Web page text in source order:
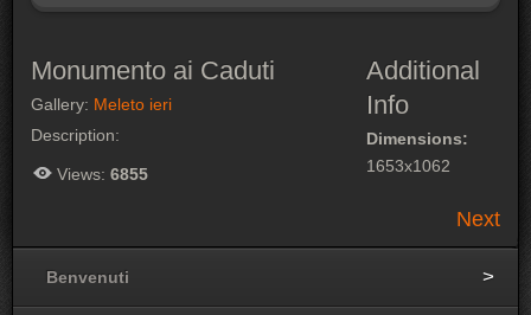
Monumento ai Caduti
Gallery: Meleto ieri
Description:
Views:6855
Additional
Info
Dimensions:
1653x1062
Next
Benvenuti